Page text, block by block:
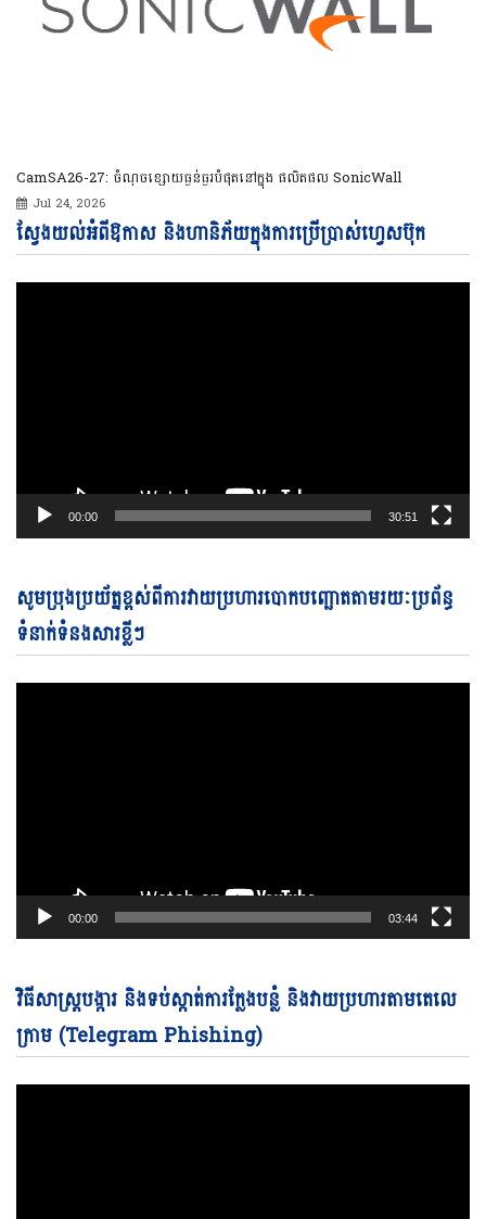
CamSA26-27: ចំណុចខ្សោយធ្ងន់ធ្ងរបំផុតនៅក្នុង ផលិតផល SonicWall
Jul 24, 2026
ស្វែងយល់អំពីឱកាស និងហានិភ័យក្នុងការប្រើប្រាស់ហ្វេសប៊ុក
00:00 30:51
សូមប្រុងប្រយ័ត្នខ្ពស់ពីការវាយប្រហារបោកបញ្ឆោតតាមរយៈប្រព័ន្ធ
ទំនាក់ទំនងសារខ្លីៗ
00:00 03:44
វិធីសាស្ត្របង្ការ និងទប់ស្កាត់ការក្លែងបន្លំ និងវាយប្រហារតាមតេលេ
ក្រាម (Telegram Phishing)